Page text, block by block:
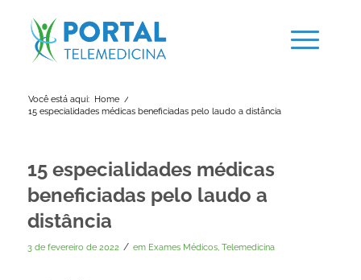
Você está aqui: Home /
15 especialidades médicas beneficiadas pelo laudo a distância
15 especialidades médicas
beneficiadas pelo laudo a
distância
3 de fevereiro de 2022 / em Exames Médicos, Telemedicina